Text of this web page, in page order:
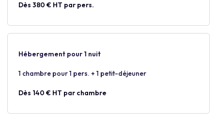
Dès 380 € HT par pers.
Hébergement pour 1 nuit
1 chambre pour 1 pers. + 1 petit-déjeuner
Dès 140 € HT par chambre